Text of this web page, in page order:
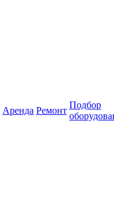
Аренда Ремонт
Подбор